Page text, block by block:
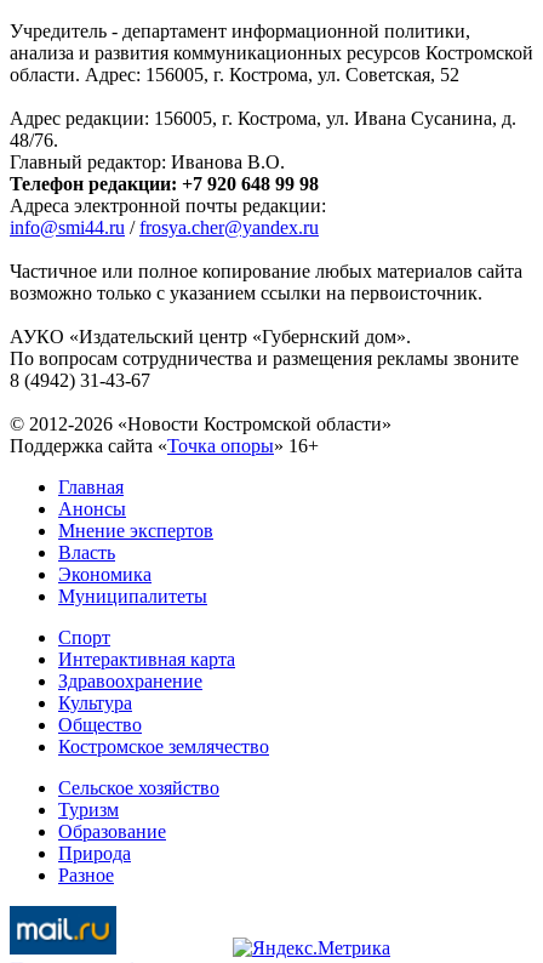
Учредитель - департамент информационной политики,
анализа и развития коммуникационных ресурсов Костромской
области. Адрес: 156005, г. Кострома, ул. Советская, 52
Адрес редакции: 156005, г. Кострома, ул. Ивана Сусанина, д.
48/76.
Главный редактор: Иванова В.О.
Телефон редакции: +7 920 648 99 98
Адреса электронной почты редакции:
info@smi44.ru /frosya.cher@yandex.ru
Частичное или полное копирование любых материалов сайта
возможно только с указанием ссылки на первоисточник.
АУКО «Издательский центр «Губернский дом».
По вопросам сотрудничества и размещения рекламы звоните
8 (4942) 31-43-67
© 2012-2026 «Новости Костромской области»
Поддержка сайта «Точка опоры» 16+
Главная
Анонсы
Мнение экспертов
Власть
Экономика
Муниципалитеты
Спорт
Интерактивная карта
Здравоохранение
Культура
Общество
Костромское землячество
Сельское хозяйство
Туризм
Образование
Природа
Разное